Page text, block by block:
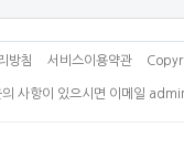
방침 서비스이용약관
사항이 있으시면 이메일